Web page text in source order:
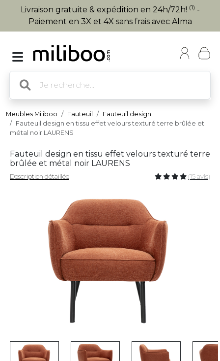
Livraison gratuite & expédition en 24h/72h! (1) -
Paiement en 3X et 4X sans frais avec Alma
Meubles Miliboo Fauteuil
Fauteuil design
Fauteuil design en tissu effet velours texturé terre brûlée et
métal noir LAURENS
Fauteuil design en tissu effet velours texturé terre
brûlée et métal noir LAURENS
Description détaillée (15 avis)